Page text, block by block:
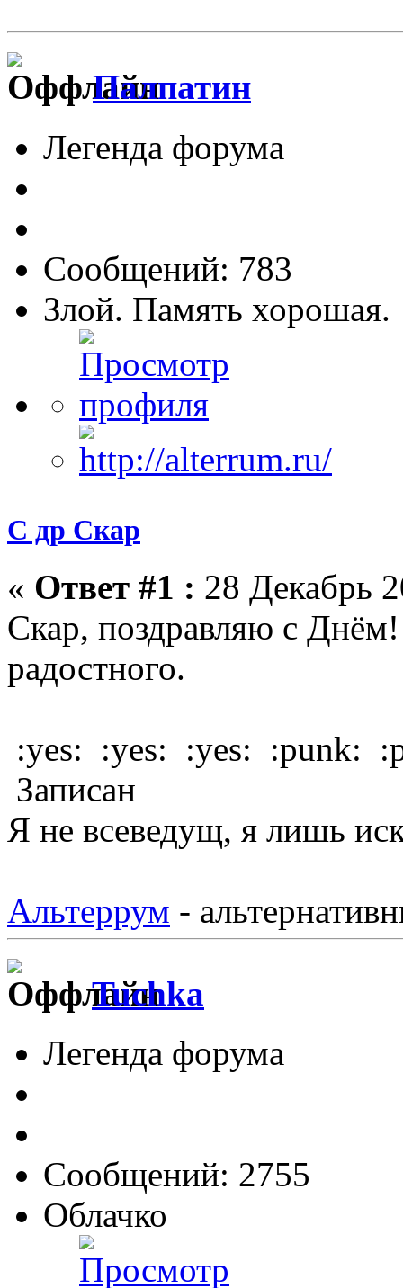
Палпатин
Легенда форума
Сообщений: 783
Злой. Память хорошая.
С др Скар
« Ответ #1 : 28 Декабрь
Скар, поздравляю с
радостного.
:yes: :yes: :yes: :punk:
Записан
Я не всеведущ, я лишь
Альтеррум -
Tuchka
Легенда форума
Сообщений: 2755
Облачко